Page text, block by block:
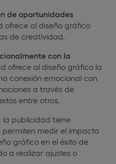
de oportunidades
ofrece al diseño gráfico
de creatividad.
con la
ofrece al diseño gráfico la
conexión emocional con
a través de
entre otros.
: la publicidad tiene
medir el impacto
gráfico en el éxito de
a realizar ajustes o